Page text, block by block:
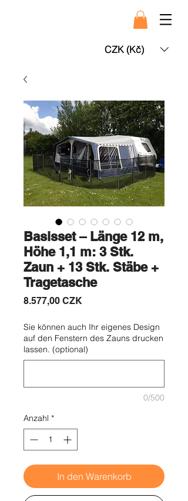
CZK (Kč)
Basisset – Länge 12 m,
Höhe 1,1 m: 3 Stk.
Zaun + 13 Stk. Stäbe +
Tragetasche
8.577,00 CZK
Sie können auch Ihr eigenes Design
auf den Fenstern des Zauns drucken
lassen. (optional)
0/500
Anzahl *
In den Warenkorb